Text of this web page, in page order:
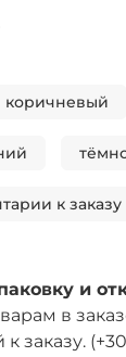
коричневый
к заказу
и
в
заказу. (+